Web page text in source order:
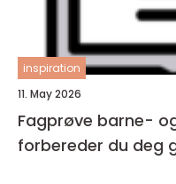
inspiration
11. May 2026
Fagprøve barne-
forbereder du deg